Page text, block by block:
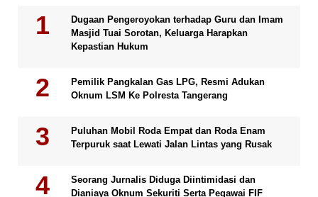
Dugaan Pengeroyokan terhadap Guru dan Imam
Masjid Tuai Sorotan, Keluarga Harapkan
Kepastian Hukum
Pemilik Pangkalan Gas LPG, Resmi Adukan
Oknum LSM Ke Polresta Tangerang
Puluhan Mobil Roda Empat dan Roda Enam
Terpuruk saat Lewati Jalan Lintas yang Rusak
Seorang Jurnalis Diduga Diintimidasi dan
Dianiaya Oknum Sekuriti Serta Pegawai FIF